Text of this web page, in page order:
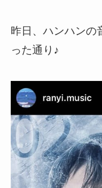
昨日、ハンハンの
った通り♪